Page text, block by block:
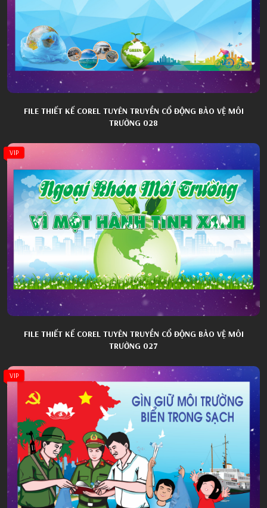
FILE THIẾT KẾ COREL TUYÊN TRUYỀN CỔ ĐỘNG BẢO VỆ MÔI
TRƯỜNG 028
VIP
FILE THIẾT KẾ COREL TUYÊN TRUYỀN CỔ ĐỘNG BẢO VỆ MÔI
TRƯỜNG 027
VIP